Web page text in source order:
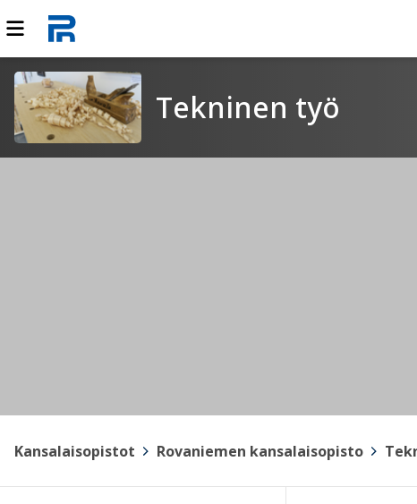
Tekninen työ
Kansalaisopistot Rovaniemen kansalaisopisto